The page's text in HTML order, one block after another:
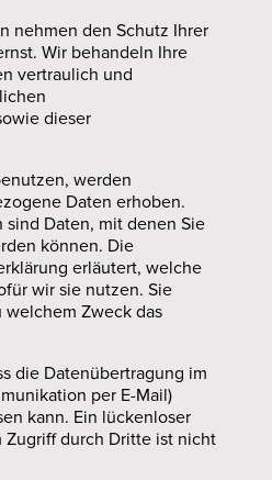
nehmen den Schutz Ihrer
Wir behandeln Ihre
vertraulich und
dieser
werden
Daten erhoben.
sind Daten, mit denen Sie
können. Die
erläutert, welche
wir sie nutzen. Sie
Zweck das
die Datenübertragung im
per E-Mail)
kann. Ein lückenloser
Zugriff durch Dritte ist nicht